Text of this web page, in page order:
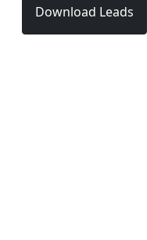
Download Leads